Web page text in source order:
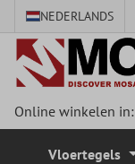
hoofdinhoud
NEDERLANDS
Online winkelen in:
Vloertegels